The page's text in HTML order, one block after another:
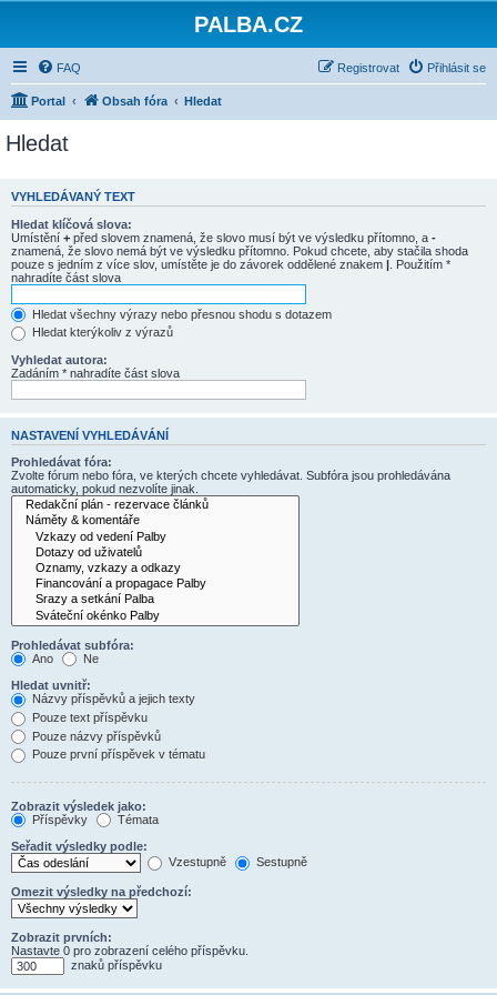
PALBA.CZ
FAQ Přihlásit se
Registrovat
Portal Obsah fóra Hledat
Hledat
VYHLEDÁVANÝ TEXT
Hledat klíčová slova:
Umístění + před slovem znamená, že slovo musí být ve výsledku přítomno, a -
znamená, že slovo nemá být ve výsledku přítomno. Pokud chcete, aby stačila shoda
pouze s jedním z více slov, umístěte je do závorek oddělené znakem | . Použitím *
nahradíte část slova
Hledat všechny výrazy nebo přesnou shodu s dotazem
Hledat kterýkoliv z výrazů
Vyhledat autora:
Zadáním * nahradíte část slova
NASTAVENÍ VYHLEDÁVÁNÍ
Prohledávat fóra:
Zvolte fórum nebo fóra, ve kterých chcete vyhledávat. Subfóra jsou prohledávána
automaticky, pokud nezvolíte jinak.
Prohledávat subfóra:
Ano
Ne
Hledat uvnitř:
Názvy příspěvků a jejich texty
Pouze text příspěvku
Pouze názvy příspěvků
Pouze první příspěvek v tématu
Zobrazit výsledek jako:
Příspěvky
Témata
Seřadit výsledky podle:
Vzestupně
Sestupně
Omezit výsledky na předchozí:
Zobrazit prvních:
Nastavte 0 pro zobrazení celého příspěvku.
znaků příspěvku